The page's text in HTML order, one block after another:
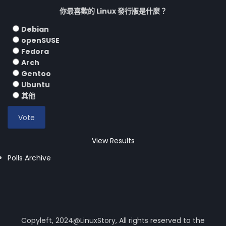
你最喜歡的 Linux 發行版是什麼？
Debian
openSUSE
Fedora
Arch
Gentoo
Ubuntu
其他
View Results
Polls Archive
Copyleft, 2024@LinuxStory, All rights reserved to the